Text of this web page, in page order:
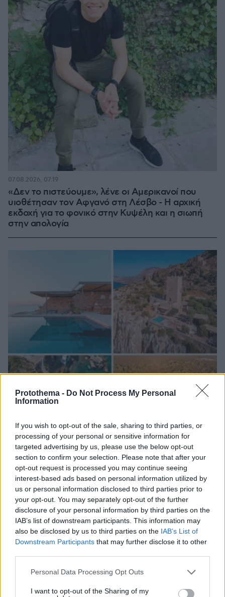
Protothema - Do Not Process My Personal
Information
If you wish to opt-out of the sale, sharing to third parties, or
processing of your personal or sensitive information for
targeted advertising by us, please use the below opt-out
section to confirm your selection. Please note that after your
opt-out request is processed you may continue seeing
interest-based ads based on personal information utilized by
us or personal information disclosed to third parties prior to
your opt-out. You may separately opt-out of the further
disclosure of your personal information by third parties on the
IAB’s list of downstream participants. This information may
also be disclosed by us to third parties on the IAB’s List of
Downstream Participants that may further disclose it to other
Please note that this website/app uses one or more Google
not limited to your visit or usage behaviour. You may click to
Personal Data Processing Opt Outs
I want to opt-out of the Sharing of my
«Δεν το πιστεύουμε», λένε οι Αμερικανοί που
υιοθέτησαν τον Αφγανό στη Λέσβο - Η αρχική
εκδοχή για το φονικό στην Κυψέλη και η σιωπή
στην απολογία
07.08.2026, 07:19
Πόσο κοστίζει μία εβδομάδα σε βίλες -
παράδεισους
07.08.2026, 09:43
Στο Α΄ Νεκροταφείο το μνημόσυνο
για τον έναν χρόνο από τον θάνατο
της Λένας Σαμαρά
07.08.2026, 10:26 21